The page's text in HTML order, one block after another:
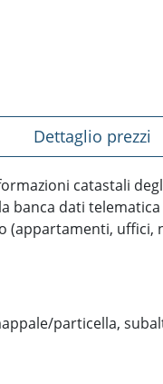
Dettaglio prezzi
catastali
banca dati
uffici,
particella,